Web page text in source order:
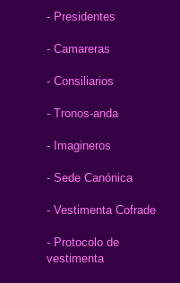
- Presidentes
- Camareras
- Consiliarios
- Tronos-anda
- Imagineros
- Sede Canónica
- Vestimenta Cofrade
- Protocolo de
vestimenta